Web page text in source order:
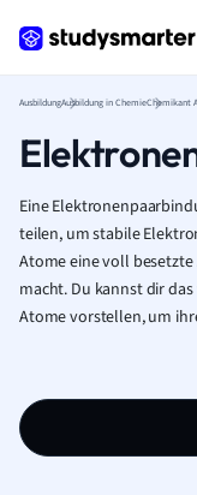
AusbildungAusbildung in ChemieChemikant
Eine
teilen, um stabile
Atome eine voll besetzte
macht. Du kannst dir
Atome vorstellen, um